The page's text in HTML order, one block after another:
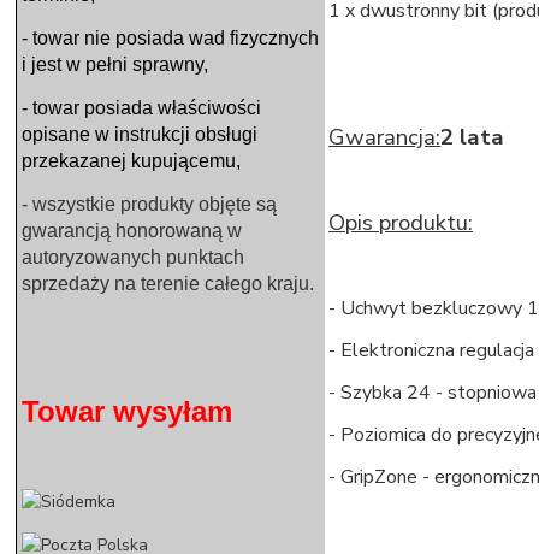
- towar nie posiada wad fizycznych
i jest w pełni sprawny,
- towar posiada właściwości
opisane w instrukcji obsługi
przekazanej kupującemu,
- wszystkie produkty objęte są
gwarancją honorowaną w
autoryzowanych punktach
sprzedaży na terenie całego kraju.
Towar wysyłam
1 x dwustronny bit
Gwarancja:2 lata
Opis produktu:
- Uchwyt bezkluczowy
- Elektroniczna
- Szybka 24 -
- Poziomica do
- GripZone -